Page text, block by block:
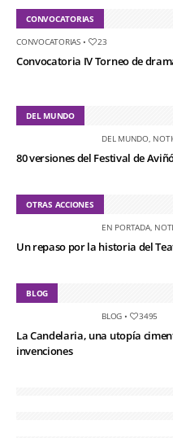
CONVOCATORIAS
CONVOCATORIAS• 23
Convocatoria IV Torneo de
DEL MUNDO
DEL MUNDO,
80 versiones del Festival de
OTRAS ACCIONES
EN PORTADA,
Un repaso por la historia del
BLOG
BLOG • 3495
La Candelaria, una utopía
invenciones